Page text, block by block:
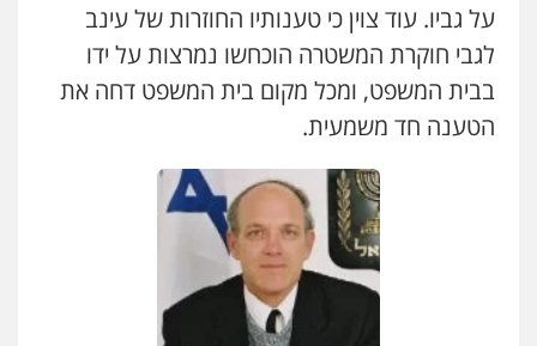
עו"ד אסף דוק
חמורה חקירות ומעצרים צווארון לבן והונאה
0526885006
על גביו. עוד צוין כי טענותיו החוזרות של עינב
לגבי חוקרת המשטרה הוכחשו נמרצות על ידו
בבית המשפט, ומכל מקום בית המשפט דחה את
הטענה חד משמעית.